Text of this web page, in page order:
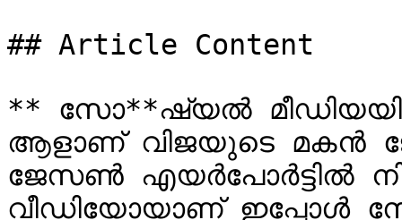
## Article Content
** സോ**ഷ്യൽ
ആളാണ് വിജയുടെ മകൻ
ജേസൺ എയർപോർട്ടിൽ
വീഡിയോയാണ് ഇപ്പോൾ